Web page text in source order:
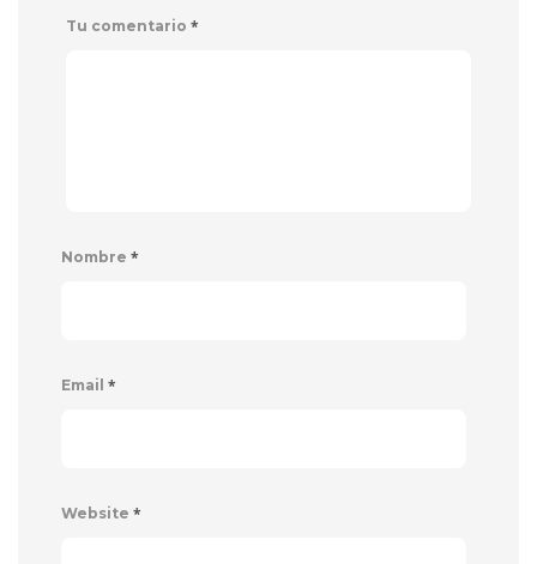
Tu comentario *
Nombre *
Email *
Website *